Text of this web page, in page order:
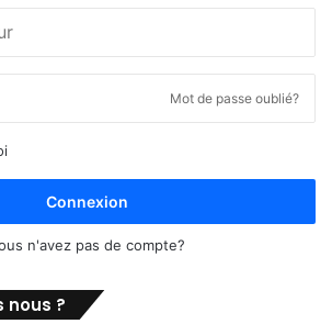
Mot de passe oublié?
Connexion
n'avez pas de compte?
nous ?